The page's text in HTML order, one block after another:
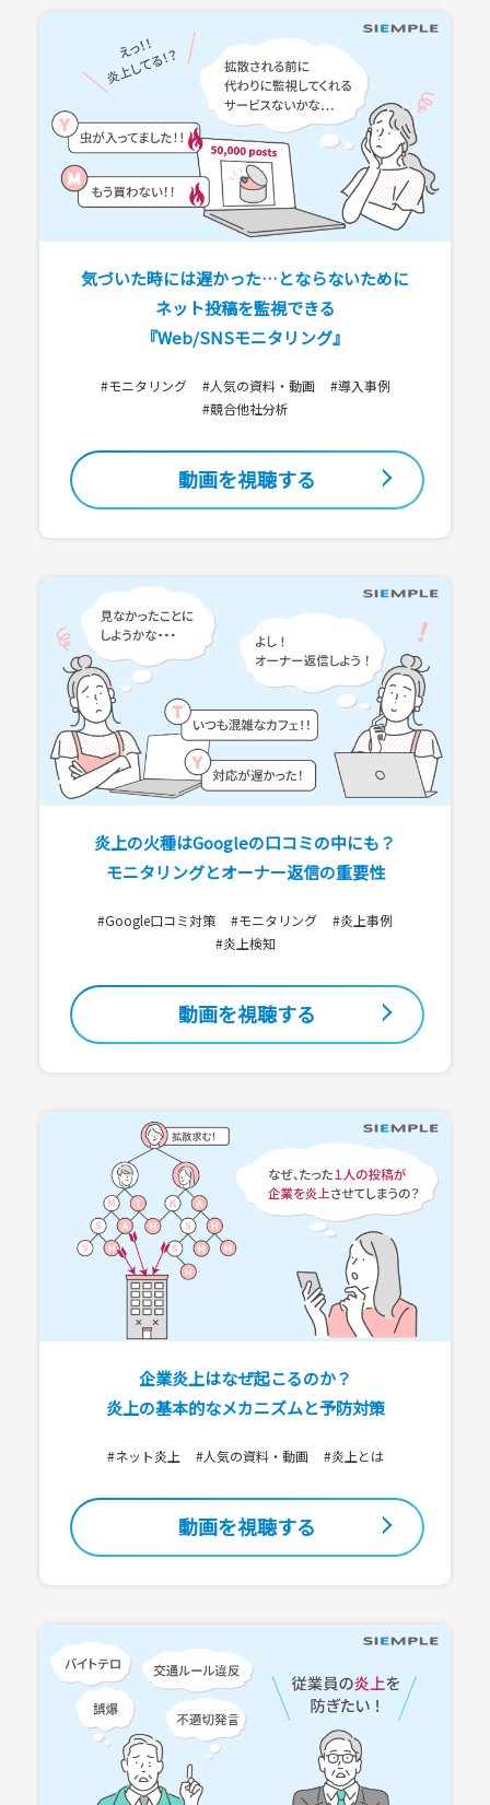
気づいた時には遅かった…とならないために
ネット投稿を監視できる
『Web/SNSモニタリング』
#モニタリング #人気の資料・動画
#導入事例
#競合他社分析
動画を視聴する
炎上の火種はGoogleの口コミの中にも？
モニタリングとオーナー返信の重要性
#Google口コミ対策 #モニタリング
#炎上事例
#炎上検知
動画を視聴する
企業炎上はなぜ起こるのか？
炎上の基本的なメカニズムと予防対策
#ネット炎上 #人気の資料・動画 #炎上とは
動画を視聴する